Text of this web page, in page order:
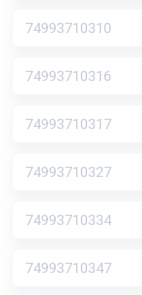
74993710310
74993710316
74993710317
74993710327
74993710334
74993710347